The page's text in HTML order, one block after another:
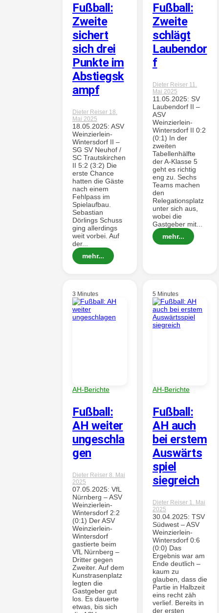
Fußball:
Zweite
sichert
sich drei
Punkte im
Abstiegsk
ampf
Dieter Reiser 18.
Mai 2025
18.05.2025: ASV
Weinzierlein-
Wintersdorf II –
SG SV Neuhof /
SC Trautskirchen
II 5:2 (3:2) Die
erste Chance
hatten die Gäste
nach einem
Fehlpass im
Spielaufbau.
Sebastian
Dörlings Schuss
ging allerdings
weit vorbei. Auf
der...
mehr...
Fußball:
Zweite
schlägt
Laubendor
f
Dieter Reiser 11.
Mai 2025
11.05.2025: SV
Laubendorf II –
ASV
Weinzierlein-
Wintersdorf II 0:2
(0:1) In der
zweiten
Tabellenhälfte
der A-Klasse 5
geht es richtig
eng zu. Sechs
Teams machen
den
Relegationsplatz
unter sich aus,
wobei die
Gastgeber mit...
mehr...
3 Minutes
AH-Berichte
Fußball:
AH weiter
ungeschla
gen
Dieter Reiser 8. Mai
2025
07.05.2025: VfL
Nürnberg – ASV
Weinzierlein-
Wintersdorf 2:2
(0:1) Der ASV
Weinzierlein-
Wintersdorf
gastierte beim
VfL Nürnberg –
Dritter gegen
Zweiter. Auf dem
Kunstrasenplatz
legten die
Gastgeber gut
los. Es dauerte
etwas, bis sich
5 Minutes
AH-Berichte
Fußball:
AH auch
bei erstem
Auswärts
spiel
siegreich
Dieter Reiser 1. Mai
2025
30.04.2025: TSV
Südwest – ASV
Weinzierlein-
Wintersdorf 0:6
(0:0) Das
Ergebnis war am
Ende deutlich –
kaum zu
glauben, dass die
Partie in Halbzeit
eins recht zäh
verlief. Bereits in
der ersten